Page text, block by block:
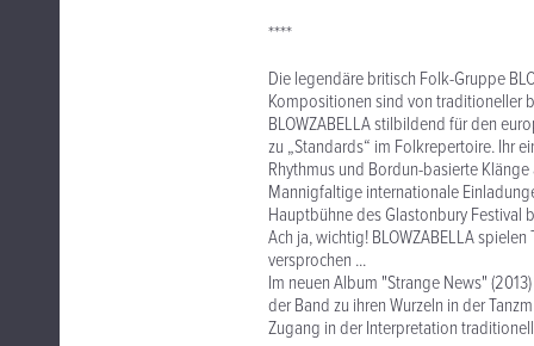
****
Die legendäre britisch Folk-Gruppe
Kompositionen sind von traditioneller
BLOWZABELLA stilbildend für den
zu „Standards“ im Folkrepertoire. Ihr
Rhythmus und Bordun-basierte Klänge
Mannigfaltige internationale
Hauptbühne des Glastonbury Festival
Ach ja, wichtig! BLOWZABELLA
versprochen ...
Im neuen Album "Strange News"
der Band zu ihren Wurzeln in der
Zugang in der Interpretation